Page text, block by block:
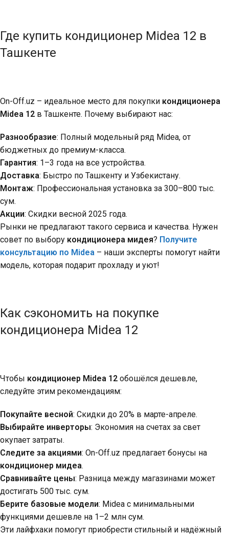
Где купить кондиционер Midea 12 в
Ташкенте
On-Off.uz – идеальное место для покупки кондиционера
Midea 12 в Ташкенте. Почему выбирают нас:
Разнообразие: Полный модельный ряд Midea, от
бюджетных до премиум-класса.
Гарантия: 1–3 года на все устройства.
Доставка: Быстро по Ташкенту и Узбекистану.
Монтаж: Профессиональная установка за 300–800 тыс.
сум.
Акции: Скидки весной 2025 года.
Рынки не предлагают такого сервиса и качества. Нужен
совет по выбору кондиционера мидея? Получите
консультацию по Midea – наши эксперты помогут найти
модель, которая подарит прохладу и уют!
Как сэкономить на покупке
кондиционера Midea 12
Чтобы кондиционер Midea 12 обошёлся дешевле,
следуйте этим рекомендациям:
Покупайте весной: Скидки до 20% в марте-апреле.
Выбирайте инверторы: Экономия на счетах за свет
окупает затраты.
Следите за акциями: On-Off.uz предлагает бонусы на
кондиционер мидеа.
Сравнивайте цены: Разница между магазинами может
достигать 500 тыс. сум.
Берите базовые модели: Midea с минимальными
функциями дешевле на 1–2 млн сум.
Эти лайфхаки помогут приобрести стильный и надёжный